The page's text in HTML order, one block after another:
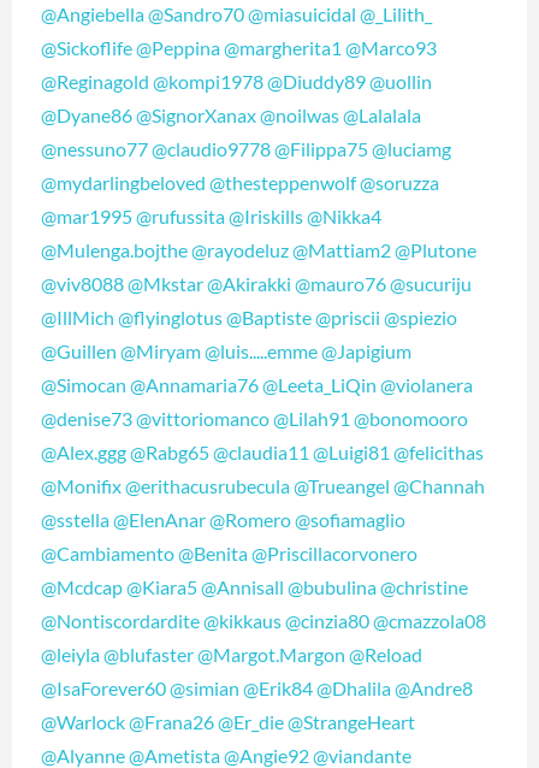
@Angiebella@Sandro70@miasuicidal @_Lilith_
@Sickoflife@Peppina@margherita1 @Marco93
@Reginagold @kompi1978@Diuddy89@uollin
@Dyane86@SignorXanax@noilwas@Lalalala
@nessuno77@claudio9778@Filippa75@luciamg
@mydarlingbeloved @thesteppenwolf@soruzza
@mar1995@rufussita@Iriskills@Nikka4
@Mulenga.bojthe@rayodeluz@Mattiam2@Plutone
@viv8088@Mkstar@Akirakki @mauro76@sucuriju
@IllMich @flyinglotus@Baptiste@priscii @spiezio
@Guillen @Miryam@luis.....emme@Japigium
@Simocan @Annamaria76@Leeta_LiQin @violanera
@denise73@vittoriomanco@Lilah91 @bonomooro
@Alex.ggg@Rabg65@claudia11 @Luigi81 @felicithas
@Monifix@erithacusrubecula@Trueangel @Channah
@sstella@ElenAnar@Romero@sofiamaglio
@Cambiamento@Benita@Priscillacorvonero
@Mcdcap@Kiara5@Annisall @bubulina@christine
@Nontiscordardite@kikkaus@cinzia80@cmazzola08
@leiyla@blufaster@Margot.Margon @Reload
@IsaForever60@simian @Erik84@Dhalila@Andre8
@Warlock@Frana26@Er_die@StrangeHeart
@Alyanne@Ametista@Angie92@viandante